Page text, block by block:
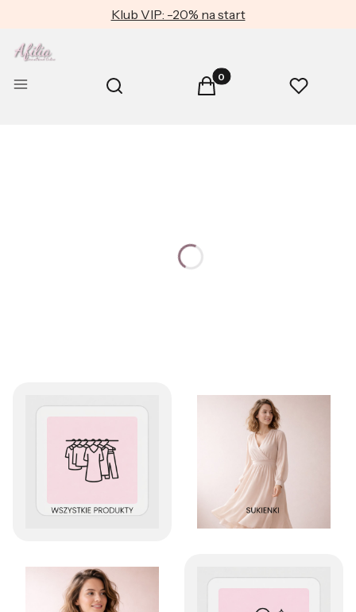
Klub VIP: -20% na start
Menu Otwórz wyszukiwarkę
Szukaj Produkty w koszyku: 0.
Koszyk Ulubione